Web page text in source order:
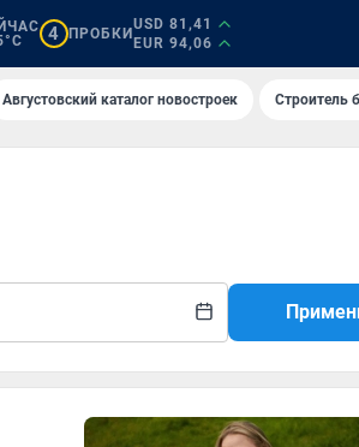
4 ПРОБКИ
USD 81,41
EUR 94,06
Августовский каталог новостроек Строитель